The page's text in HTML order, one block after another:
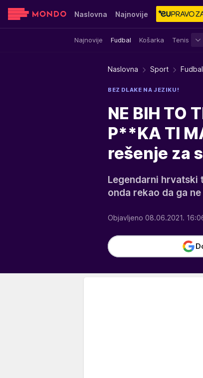
Naslovna Najnovije
Najnovije Fudbal Košarka Tenis
Sensa Stvar ukusa Yumama
Naslovna Sport Fudbal
BEZ DLAKE NA JEZIKU!
NE BIH TO
P**KA TI
rešenje za
Legendarni hrvatski
onda rekao da ga
Objavljeno 08.06.2021.